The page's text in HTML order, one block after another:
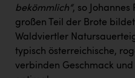
bekömmlich“, so Johannes
großen Teil der Brote
Waldviertler
typisch österreichische,
verbinden Geschmack